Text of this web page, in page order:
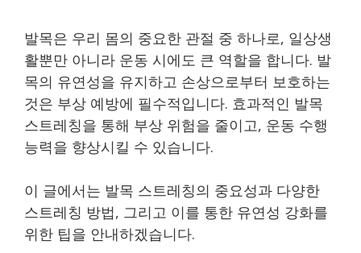
발목은 우리 몸의 중요한 관절 중 하나로, 일상생
활뿐만 아니라 운동 시에도 큰 역할을 합니다. 발
목의 유연성을 유지하고 손상으로부터 보호하는
것은 부상 예방에 필수적입니다. 효과적인 발목
스트레칭을 통해 부상 위험을 줄이고, 운동 수행
능력을 향상시킬 수 있습니다.
이 글에서는 발목 스트레칭의 중요성과 다양한
스트레칭 방법, 그리고 이를 통한 유연성 강화를
위한 팁을 안내하겠습니다.